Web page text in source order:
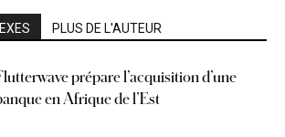
PLUS DE L'AUTEUR
prépare l’acquisition d’une
en Afrique de l’Est